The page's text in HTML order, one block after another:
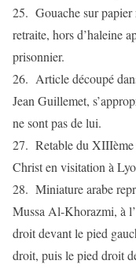
25. Gouache sur papier
retraite, hors d’haleine
prisonnier.
26. Article découpé
Jean Guillemet,
ne sont pas de lui.
27. Retable du XIIIème
Christ en visitation à
28. Miniature arabe
Mussa Al-Khorazmi, à
droit devant le pied
droit, puis le pied droit